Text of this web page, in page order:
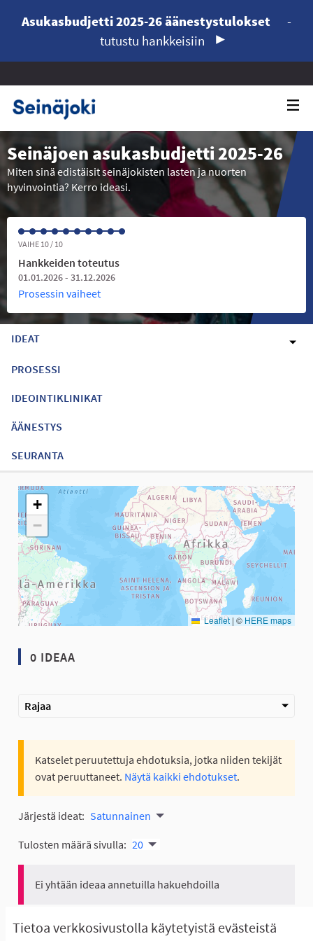
Tietoa verkkosivustolla käytetyistä evästeistä
Asukasbudjetti 2025-26 äänestystulokset
-
tutustu hankkeisiin
Seinäjoen asukasbudjetti 2025-26
Miten sinä edistäisit seinäjokisten lasten ja nuorten
hyvinvointia? Kerro ideasi.
VAIHE 10 / 10
Hankkeiden toteutus
01.01.2026 - 31.12.2026
Prosessin vaiheet
IDEAT
PROSESSI
IDEOINTIKLINIKAT
ÄÄNESTYS
SEURANTA
Seuraavassa elementissä on kartta, joka esittää tämän sivun
+
−
Leaflet | © HERE maps
0 IDEAA
Rajaa
Katselet peruutettuja ehdotuksia, jotka niiden tekijät
ovat peruuttaneet. Näytä kaikki ehdotukset.
Järjestä ideat: Satunnainen
Tulosten määrä sivulla: 20
Ei yhtään ideaa annetuilla hakuehdoilla
Näytä kaikki ehdotukset